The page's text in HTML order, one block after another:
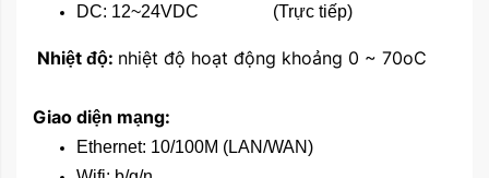
DC: 12~24VDC (Trực tiếp)
Nhiệt độ: nhiệt độ hoạt động khoảng 0 ~ 70oC
Giao diện mạng:
Ethernet: 10/100M (LAN/WAN)